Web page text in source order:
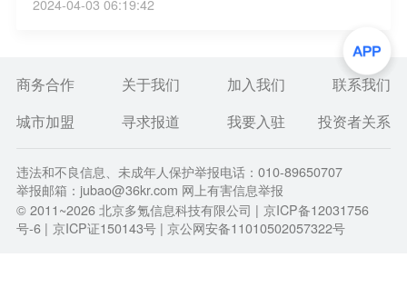
2024-04-03 06:19:42
商务合作 关于我们 加入我们
联系我们
城市加盟
寻求报道 我要入驻 投资者关系
违法和不良信息、未成年人保护举报电话：010-89650707
举报邮箱：jubao@36kr.com 网上有害信息举报
© 2011~2026北京多氪信息科技有限公司 | 京ICP备12031756
号-6 | 京ICP证150143号 | 京公网安备11010502057322号